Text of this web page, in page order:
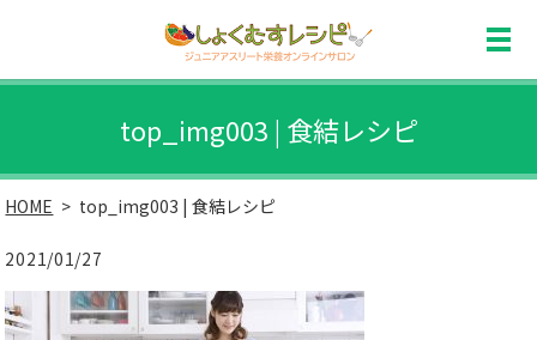
top_img003 | 食結レシピ
HOME top_img003 | 食結レシピ
2021/01/27